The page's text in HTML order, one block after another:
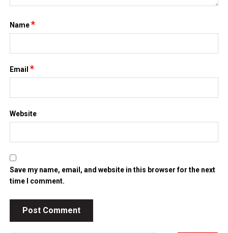
Name*
Email*
Website
Save my name, email, and website in this browser for the next
time I comment.